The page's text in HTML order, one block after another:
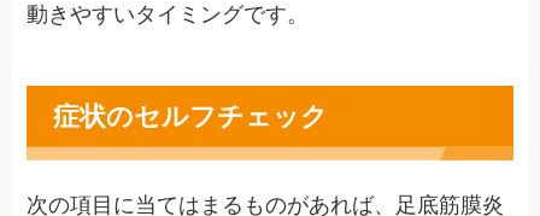
動きやすいタイミングです。
症状のセルフチェック
次の項目に当てはまるものがあれば、足底筋膜炎